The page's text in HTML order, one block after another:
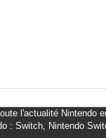
l'actualité Nintendo
: Switch, Nintendo